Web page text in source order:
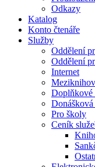
Odkazy
Katalog
Konto čtenáře
Služby
Oddělení
Oddělení
Internet
Doplňkové
Donášková
Pro školy
Ceník